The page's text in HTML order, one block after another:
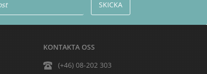
KONTAKTA OSS
(+46) 08-202 303